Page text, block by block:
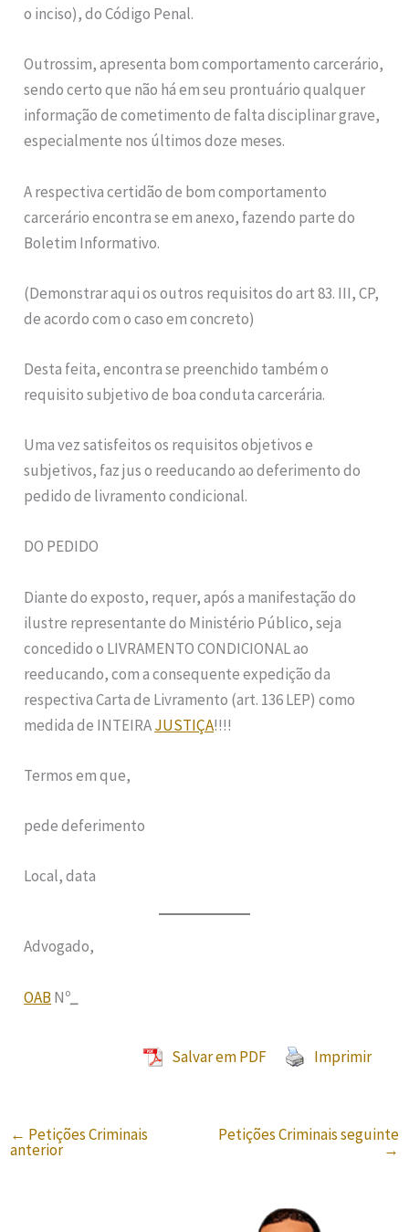
o inciso), do Código Penal.
Outrossim, apresenta bom comportamento carcerário,
sendo certo que não há em seu prontuário qualquer
informação de cometimento de falta disciplinar grave,
especialmente nos últimos doze meses.
A respectiva certidão de bom comportamento
carcerário encontra se em anexo, fazendo parte do
Boletim Informativo.
(Demonstrar aqui os outros requisitos do art 83. III, CP,
de acordo com o caso em concreto)
Desta feita, encontra se preenchido também o
requisito subjetivo de boa conduta carcerária.
Uma vez satisfeitos os requisitos objetivos e
subjetivos, faz jus o reeducando ao deferimento do
pedido de livramento condicional.
DO PEDIDO
Diante do exposto, requer, após a manifestação do
ilustre representante do Ministério Público, seja
concedido o LIVRAMENTO CONDICIONAL ao
reeducando, com a consequente expedição da
respectiva Carta de Livramento (art. 136 LEP) como
medida de INTEIRAJUSTIÇA!!!!
Termos em que,
pede deferimento
Local, data
Advogado,
OABNº
Salvar em PDF Imprimir
← Petições Criminais
anterior
Petições Criminais seguinte
→